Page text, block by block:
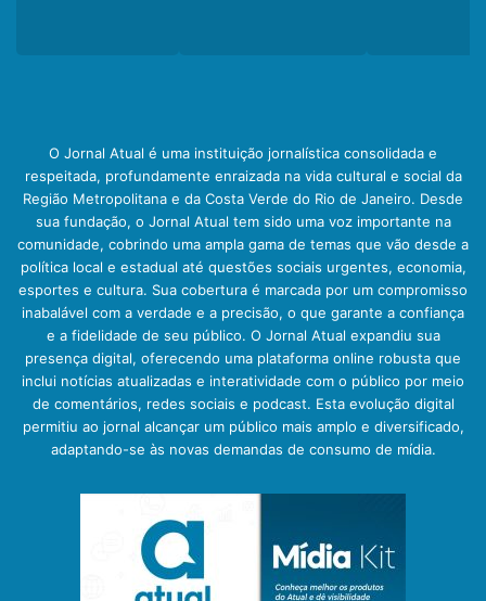
O Jornal Atual é uma instituição jornalística consolidada e
respeitada, profundamente enraizada na vida cultural e social da
Região Metropolitana e da Costa Verde do Rio de Janeiro. Desde
sua fundação, o Jornal Atual tem sido uma voz importante na
comunidade, cobrindo uma ampla gama de temas que vão desde a
política local e estadual até questões sociais urgentes, economia,
esportes e cultura. Sua cobertura é marcada por um compromisso
inabalável com a verdade e a precisão, o que garante a confiança
e a fidelidade de seu público. O Jornal Atual expandiu sua
presença digital, oferecendo uma plataforma online robusta que
inclui notícias atualizadas e interatividade com o público por meio
de comentários, redes sociais e podcast. Esta evolução digital
permitiu ao jornal alcançar um público mais amplo e diversificado,
adaptando-se às novas demandas de consumo de mídia.